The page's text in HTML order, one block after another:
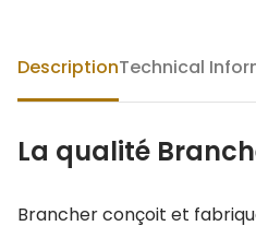
DescriptionTechnical
La qualité
Brancher conçoit et